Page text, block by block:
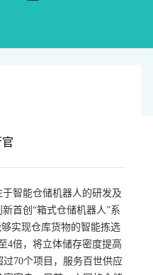
智能仓储机器人的研发及
首创“箱式仓储机器人”系
实现仓库货物的智能拣选
4倍，将立体储存密度提高
过70个项目，服务百世供应